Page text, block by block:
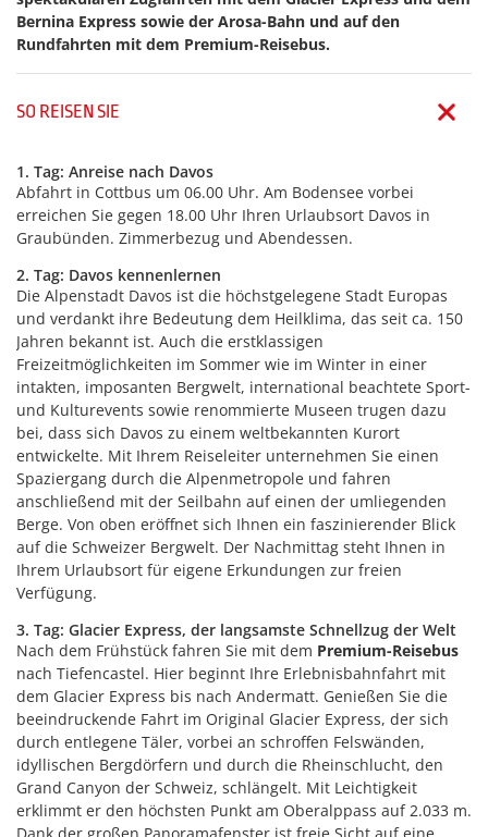
Bernina Express sowie der Arosa-Bahn und auf den
Rundfahrten mit dem Premium-Reisebus.
SO REISEN SIE
1. Tag: Anreise nach Davos
Abfahrt in Cottbus um 06.00 Uhr. Am Bodensee vorbei
erreichen Sie gegen 18.00 Uhr Ihren Urlaubsort Davos in
Graubünden. Zimmerbezug und Abendessen.
2. Tag: Davos kennenlernen
Die Alpenstadt Davos ist die höchstgelegene Stadt Europas
und verdankt ihre Bedeutung dem Heilklima, das seit ca. 150
Jahren bekannt ist. Auch die erstklassigen
Freizeitmöglichkeiten im Sommer wie im Winter in einer
intakten, imposanten Bergwelt, international beachtete Sport-
und Kulturevents sowie renommierte Museen trugen dazu
bei, dass sich Davos zu einem weltbekannten Kurort
entwickelte. Mit Ihrem Reiseleiter unternehmen Sie einen
Spaziergang durch die Alpenmetropole und fahren
anschließend mit der Seilbahn auf einen der umliegenden
Berge. Von oben eröffnet sich Ihnen ein faszinierender Blick
auf die Schweizer Bergwelt. Der Nachmittag steht Ihnen in
Ihrem Urlaubsort für eigene Erkundungen zur freien
Verfügung.
3. Tag: Glacier Express, der langsamste Schnellzug der Welt
Nach dem Frühstück fahren Sie mit dem Premium-Reisebus
nach Tiefencastel. Hier beginnt Ihre Erlebnisbahnfahrt mit
dem Glacier Express bis nach Andermatt. Genießen Sie die
beeindruckende Fahrt im Original Glacier Express, der sich
durch entlegene Täler, vorbei an schroffen Felswänden,
idyllischen Bergdörfern und durch die Rheinschlucht, den
Grand Canyon der Schweiz, schlängelt. Mit Leichtigkeit
erklimmt er den höchsten Punkt am Oberalppass auf 2.033 m.